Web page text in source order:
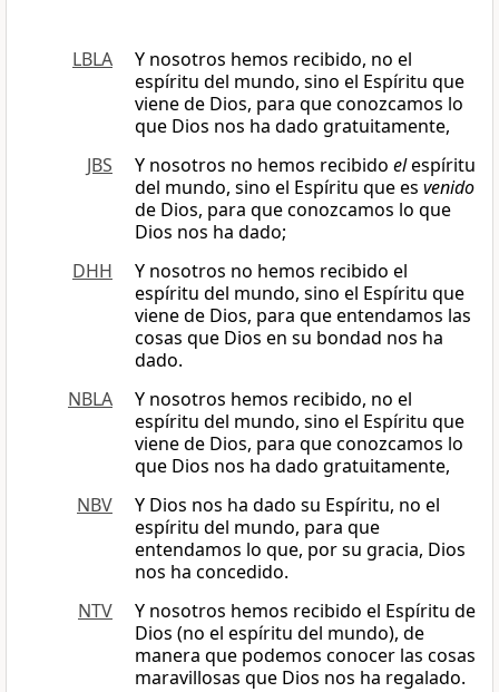
LBLA
Y nosotros hemos recibido, no el
espíritu del mundo, sino el Espíritu que
viene de Dios, para que conozcamos lo
que Dios nos ha dado gratuitamente,
JBS
Y nosotros no hemos recibido elespíritu
del mundo, sino el Espíritu que es venido
de Dios, para que conozcamos lo que
Dios nos ha dado;
DHH
Y nosotros no hemos recibido el
espíritu del mundo, sino el Espíritu que
viene de Dios, para que entendamos las
cosas que Dios en su bondad nos ha
dado.
NBLA
Y nosotros hemos recibido, no el
espíritu del mundo, sino el Espíritu que
viene de Dios, para que conozcamos lo
que Dios nos ha dado gratuitamente,
NBV
Y Dios nos ha dado su Espíritu, no el
espíritu del mundo, para que
entendamos lo que, por su gracia, Dios
nos ha concedido.
NTV
Y nosotros hemos recibido el Espíritu de
Dios (no el espíritu del mundo), de
manera que podemos conocer las cosas
maravillosas que Dios nos ha regalado.